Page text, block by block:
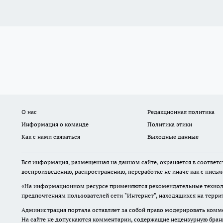
О нас Редакционная политика
Информация о команде
Политика этики
Как с нами связаться
Выходные данные
Вся информация, размещенная на данном сайте, охраняется в
воспроизведению, распространению, переработке не иначе как с
«На информационном ресурсе применяются рекомендательные
предпочтениям пользователей сети "Интернет", находящихся на
Администрация портала оставляет за собой право модерировать
На сайте не допускаются комментарии, содержащие нецензурную